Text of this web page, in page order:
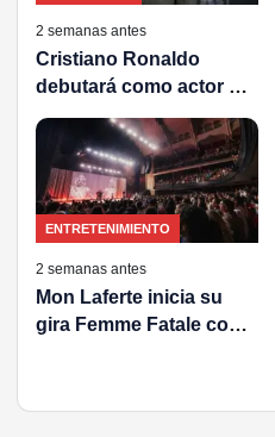
2 semanas antes
Cristiano Ronaldo
debutará como actor y
productor en una serie
sobre el negocio del
fútbol
ENTRETENIMIENTO
2 semanas antes
Mon Laferte inicia su
gira Femme Fatale con